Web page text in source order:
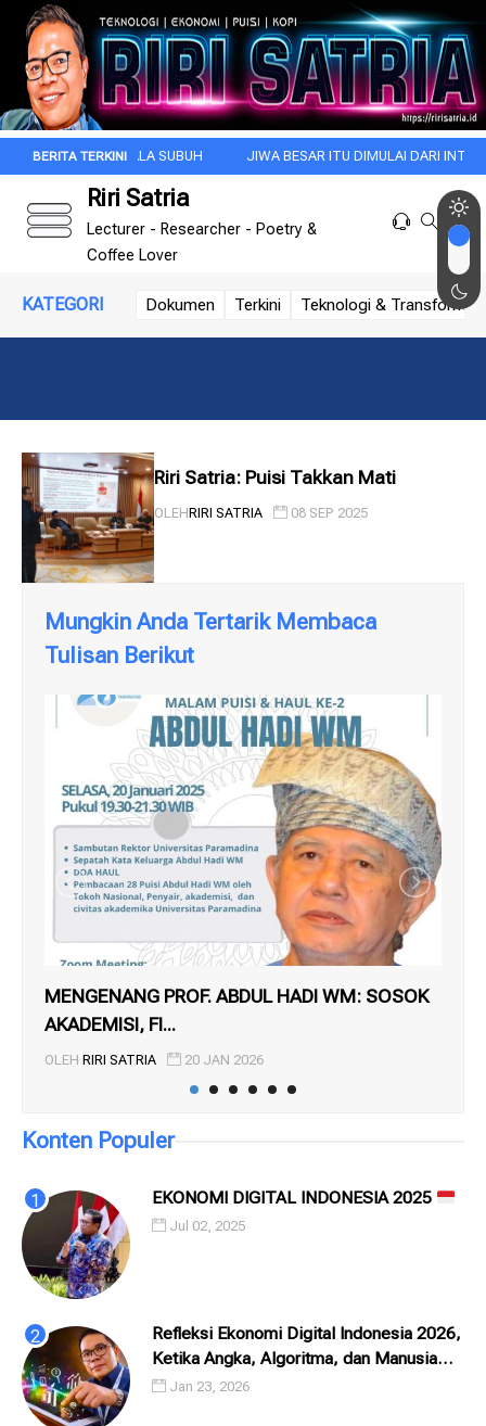
INI DI KALA SUBUH JIWA BESAR ITU DIMULAI DARI INTROSPEKSI
Riri Satria
Lecturer - Researcher - Poetry &
Coffee Lover
KATEGORI Dokumen Terkini Teknologi &
Riri Satria: Puisi Takkan Mati
OLEHRIRI SATRIA 08 SEP 2025
Mungkin Anda Tertarik Membaca
Tulisan Berikut
MENGENANG PROF. ABDUL HADI WM: SOSOK
AKADEMISI, FI...
OLEH RIRI SATRIA 20 JAN 2026
Konten Populer
EKONOMI DIGITAL INDONESIA 2025
Jul 02, 2025
Refleksi Ekonomi Digital Indonesia 2026,
Ketika Angka, Algoritma, dan Manusia
Saling Menatap
Jan 23, 2026